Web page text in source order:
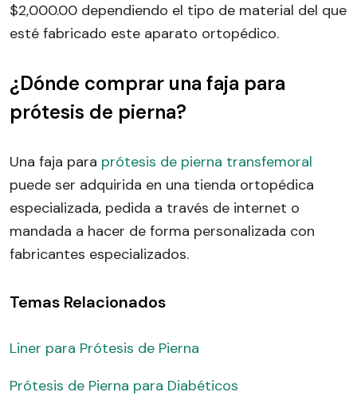
$2,000.00 dependiendo el tipo de material del que
esté fabricado este aparato ortopédico.
¿Dónde comprar una faja para
prótesis de pierna?
Una faja para prótesis de pierna transfemoral
puede ser adquirida en una tienda ortopédica
especializada, pedida a través de internet o
mandada a hacer de forma personalizada con
fabricantes especializados.
Temas Relacionados
Liner para Prótesis de Pierna
Prótesis de Pierna para Diabéticos